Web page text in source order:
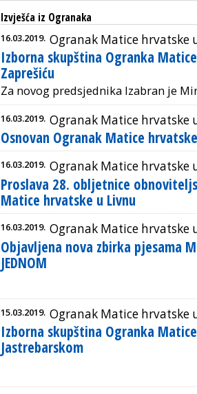
Izvješća iz Ogranaka
16.03.2019. Ogranak Matice hrvatske
Izborna skupština Ogranka
Zaprešiću
Za novog predsjednika Izabran je
16.03.2019. Ogranak Matice hrvatske
Osnovan Ogranak Matice
16.03.2019. Ogranak Matice hrvatske
Proslava 28. obljetnice
Matice hrvatske u Livnu
16.03.2019. Ogranak Matice hrvatske
Objavljena nova zbirka pjesama
JEDNOM
15.03.2019. Ogranak Matice hrvatske
Izborna skupština Ogranka
Jastrebarskom